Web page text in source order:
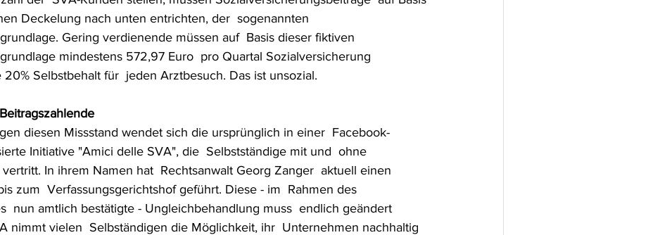
Deckelung nach unten entrichten, der  sogenannten
Gering verdienende müssen auf  Basis dieser fiktiven
mindestens 572,97 Euro  pro Quartal Sozialversicherung
20% Selbstbehalt für  jeden Arztbesuch. Das ist unsozial.
Initiative "Amici delle SVA", die  Selbstständige mit und  ohne
In ihrem Namen hat  Rechtsanwalt Georg Zanger  aktuell einen
zum  Verfassungsgerichtshof geführt. Diese - im  Rahmen des
nun amtlich bestätigte - Ungleichbehandlung muss  endlich geändert
nimmt vielen  Selbständigen die Möglichkeit, ihr  Unternehmen nachhaltig